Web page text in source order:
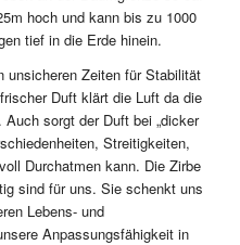
hoch und kann bis zu 1000
tief in die Erde hinein.
unsicheren Zeiten für Stabilität
Duft klärt die Luft da die
sorgt der Duft bei „dicker
Streitigkeiten,
Durchatmen kann. Die Zirbe
sind für uns. Sie schenkt uns
Lebens- und
Anpassungsfähigkeit in